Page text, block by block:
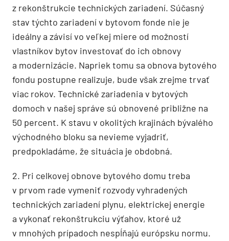
z rekonštrukcie technických zariadení. Súčasný
stav týchto zariadení v bytovom fonde nie je
ideálny a závisí vo veľkej miere od možností
vlastníkov bytov investovať do ich obnovy
a modernizácie. Napriek tomu sa obnova bytového
fondu postupne realizuje, bude však zrejme trvať
viac rokov. Technické zariadenia v bytových
domoch v našej správe sú obnovené približne na
50 percent. K stavu v okolitých krajinách bývalého
východného bloku sa nevieme vyjadriť,
predpokladáme, že situácia je obdobná.
2. Pri celkovej obnove bytového domu treba
v prvom rade vymeniť rozvody vyhradených
technických zariadení plynu, elektrickej energie
a vykonať rekonštrukciu výťahov, ktoré už
v mnohých prípadoch nespĺňajú európsku normu.